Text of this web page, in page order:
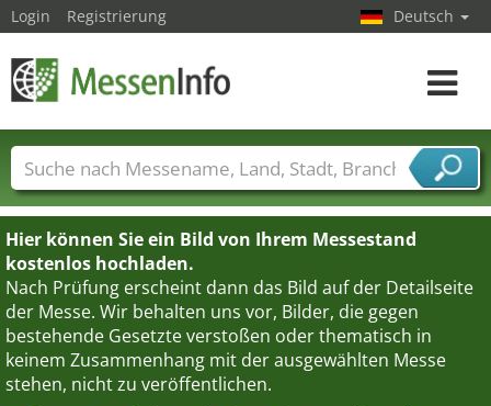
Hier können Sie ein Bild von Ihrem Messestand
kostenlos hochladen.
Nach Prüfung erscheint dann das Bild auf der Detailseite
der Messe. Wir behalten uns vor, Bilder, die gegen
bestehende Gesetzte verstoßen oder thematisch in
keinem Zusammenhang mit der ausgewählten Messe
stehen, nicht zu veröffentlichen.
Login Registrierung Deutsch
Toggle
Messenamen Länder Städte
Branchen
Dienstleisterbranchen